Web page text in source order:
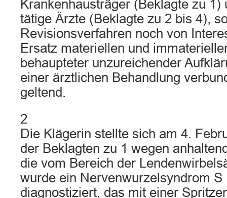
Krankenhausträger (Beklagte zu 1)
tätige Ärzte (Beklagte zu 2 bis 4),
Revisionsverfahren noch von
Ersatz materiellen und
behaupteter unzureichender
einer ärztlichen Behandlung
geltend.
2
Die Klägerin stellte sich am 4.
der Beklagten zu 1 wegen
die vom Bereich der
wurde ein Nervenwurzelsyndrom S
diagnostiziert, das mit einer